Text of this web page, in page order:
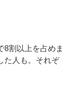
8割以上を占めま
た人も。それぞ